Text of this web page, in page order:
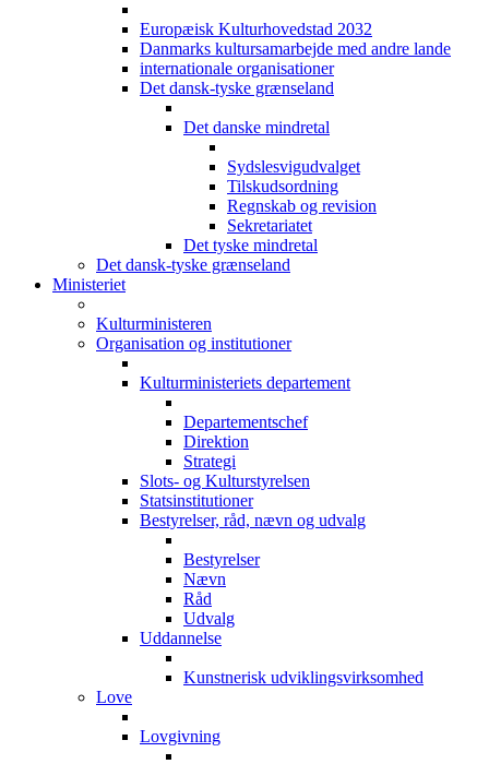
Europæisk Kulturhovedstad 2032
Danmarks kultursamarbejde med andre lande
internationale organisationer
Det dansk-tyske grænseland
Det danske mindretal
Sydslesvigudvalget
Tilskudsordning
Regnskab og revision
Sekretariatet
Det tyske mindretal
Det dansk-tyske grænseland
Ministeriet
Kulturministeren
Organisation og institutioner
Kulturministeriets departement
Departementschef
Direktion
Strategi
Slots- og Kulturstyrelsen
Statsinstitutioner
Bestyrelser, råd, nævn og udvalg
Bestyrelser
Nævn
Råd
Udvalg
Uddannelse
Kunstnerisk udviklingsvirksomhed
Love
Lovgivning